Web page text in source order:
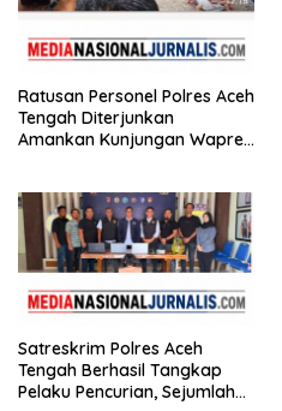
Ratusan Personel Polres Aceh
Tengah Diterjunkan
Amankan Kunjungan Wapres
Satreskrim Polres Aceh
Tengah Berhasil Tangkap
Pelaku Pencurian, Sejumlah